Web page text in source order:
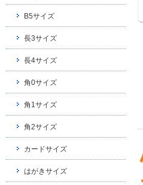
B5サイズ
長3サイズ
長4サイズ
角0サイズ
角1サイズ
角2サイズ
カードサイズ
はがきサイズ